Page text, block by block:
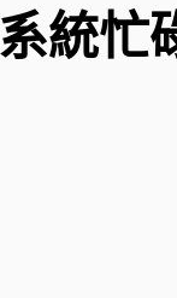
系統忙